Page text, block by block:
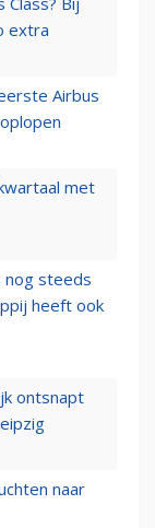
extra
Airbus
met
nog steeds
heeft ook
ontsnapt
naar